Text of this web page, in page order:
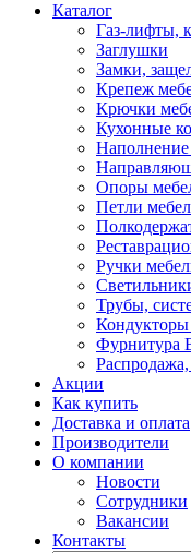
Каталог
Газ-лифты,
Заглушки
Замки,
Крепеж
Крючки
Кухонные
Опоры
Петли
Ручки
Трубы,
Фурнитура
Акции
Как купить
Доставка и оплата
Производители
О компании
Новости
Сотрудники
Вакансии
Контакты